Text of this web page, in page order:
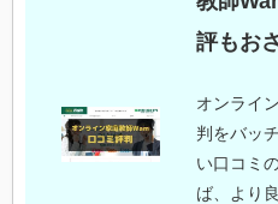
評もお
オンライ
判をバッ
い口コミ
ば、より